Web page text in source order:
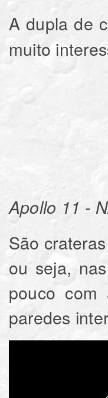
A dupla de
muito
Apollo 11 -
São
ou seja,
pouco com
paredes